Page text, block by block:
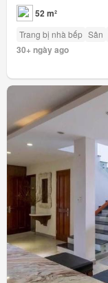
52 m²
Trang bị nhà bếp Sân
30+ ngày ago